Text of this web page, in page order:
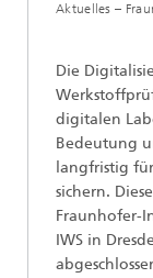
Aktuelles –
Die
digitalen
Bedeutung
langfristig
sichern.
Fraunhofer-
IWS in